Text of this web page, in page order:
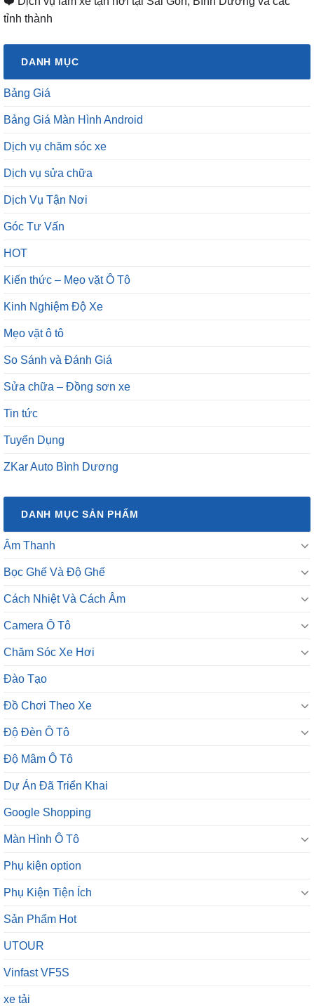
tỉnh thành
DANH MỤC
Bảng Giá
Bảng Giá Màn Hình Android
Dịch vụ chăm sóc xe
Dịch vụ sửa chữa
Dịch Vụ Tận Nơi
Góc Tư Vấn
HOT
Kiến thức – Mẹo vặt Ô Tô
Kinh Nghiệm Độ Xe
Mẹo vặt ô tô
So Sánh và Đánh Giá
Sửa chữa – Đồng sơn xe
Tin tức
Tuyển Dụng
ZKar Auto Bình Dương
DANH MỤC SẢN PHẨM
Âm Thanh
Bọc Ghế Và Độ Ghế
Cách Nhiệt Và Cách Âm
Camera Ô Tô
Chăm Sóc Xe Hơi
Đào Tạo
Đồ Chơi Theo Xe
Độ Đèn Ô Tô
Độ Mâm Ô Tô
Dự Án Đã Triển Khai
Google Shopping
Màn Hình Ô Tô
Phụ kiện option
Phụ Kiện Tiện Ích
Sản Phẩm Hot
UTOUR
Vinfast VF5S
xe tải